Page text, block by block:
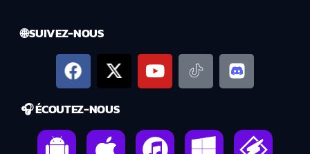
🌐 SUIVEZ-NOUS
🎧 ÉCOUTEZ-NOUS